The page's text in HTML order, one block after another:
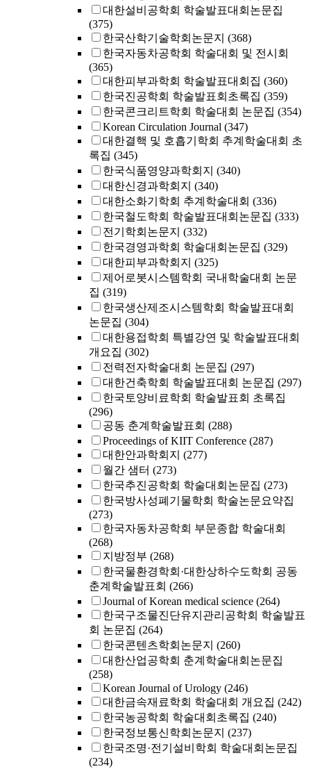
대한설비공학회 학술발표대회논문집
(375)
한국산학기술학회논문지 (368)
한국자동차공학회 학술대회 및 전시회
(365)
대한피부과학회 학술발표대회집 (360)
한국진공학회 학술발표회초록집 (359)
한국콘크리트학회 학술대회 논문집 (354)
Korean Circulation Journal (347)
대한결핵 및 호흡기학회 추계학술대회 초
록집 (345)
한국식품영양과학회지 (340)
대한신경과학회지 (340)
대한소화기학회 추계학술대회 (336)
한국철도학회 학술발표대회논문집 (333)
전기학회논문지 (332)
한국경영과학회 학술대회논문집 (329)
대한피부과학회지 (325)
제어로봇시스템학회 국내학술대회 논문
집 (319)
한국생산제조시스템학회 학술발표대회
논문집 (304)
대한용접학회 특별강연 및 학술발표대회
개요집 (302)
전력전자학술대회 논문집 (297)
대한건축학회 학술발표대회 논문집 (297)
한국토양비료학회 학술발표회 초록집
(296)
공동 춘계학술발표회 (288)
Proceedings of KIIT Conference (287)
대한안과학회지 (277)
월간 샘터 (273)
한국추진공학회 학술대회논문집 (273)
한국방사성폐기물학회 학술논문요약집
(273)
한국자동차공학회 부문종합 학술대회
(268)
지방정부 (268)
한국물환경학회·대한상하수도학회 공동
춘계학술발표회 (266)
Journal of Korean medical science (264)
한국구조물진단유지관리공학회 학술발표
회 논문집 (264)
한국콘텐츠학회논문지 (260)
대한산업공학회 춘계학술대회논문집
(258)
Korean Journal of Urology (246)
대한금속재료학회 학술대회 개요집 (242)
한국농공학회 학술대회초록집 (240)
한국정보통신학회논문지 (237)
한국조명·전기설비학회 학술대회논문집
(234)